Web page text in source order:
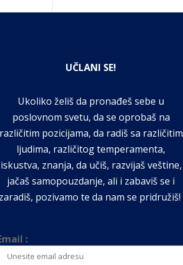
UČLANI SE!
Ukoliko želiš da pronađeš sebe u
poslovnom svetu, da se oprobaš na
pozicijama, da radiš sa različitim
ljudima, različitog temperamenta,
iskustva, znanja, da učiš, razvijaš veštine,
jačaš samopouzdanje, ali i zabaviš se i
pozivamo te da nam se pridružiš!
: